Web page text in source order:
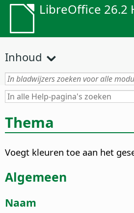
LibreOffice 26.2
Inhoud
Thema
Voegt kleuren toe aan het
Algemeen
Naam